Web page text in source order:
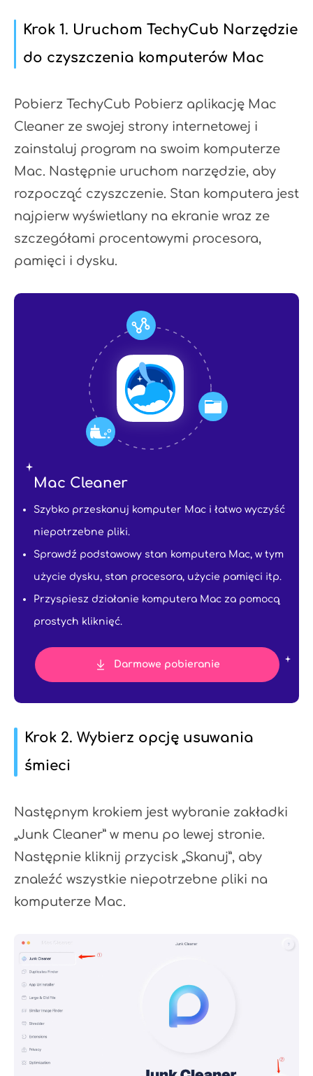
Krok 1. Uruchom TechyCub Narzędzie
do czyszczenia komputerów Mac
Pobierz TechyCub Pobierz aplikację Mac
Cleaner ze swojej strony internetowej i
zainstaluj program na swoim komputerze
Mac. Następnie uruchom narzędzie, aby
rozpocząć czyszczenie. Stan komputera jest
najpierw wyświetlany na ekranie wraz ze
szczegółami procentowymi procesora,
pamięci i dysku.
Mac Cleaner
Szybko przeskanuj komputer Mac i łatwo wyczyść
niepotrzebne pliki.
Sprawdź podstawowy stan komputera Mac, w tym
użycie dysku, stan procesora, użycie pamięci itp.
Przyspiesz działanie komputera Mac za pomocą
prostych kliknięć.
Darmowe pobieranie
Krok 2. Wybierz opcję usuwania
śmieci
Następnym krokiem jest wybranie zakładki
„Junk Cleaner” w menu po lewej stronie.
Następnie kliknij przycisk „Skanuj”, aby
znaleźć wszystkie niepotrzebne pliki na
komputerze Mac.